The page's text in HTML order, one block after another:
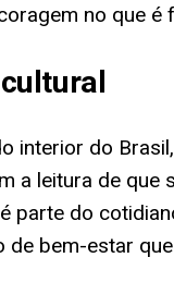
no que
interior do
a leitura de
parte do
de bem-estar